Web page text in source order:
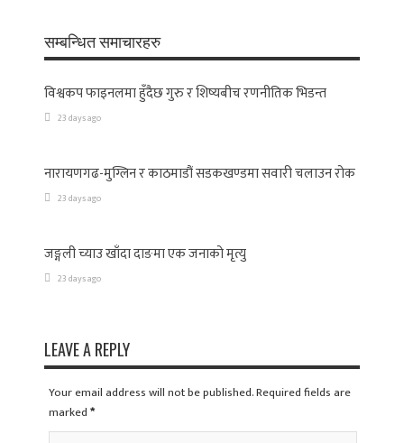
सम्बन्धित समाचारहरु
विश्वकप फाइनलमा हुँदैछ गुरु र शिष्यबीच रणनीतिक भिडन्त
23 days ago
नारायणगढ-मुग्लिन र काठमाडौं सडकखण्डमा सवारी चलाउन रोक
23 days ago
जङ्गली च्याउ खाँदा दाङमा एक जनाको मृत्यु
23 days ago
LEAVE A REPLY
Your email address will not be published. Required fields are
marked*